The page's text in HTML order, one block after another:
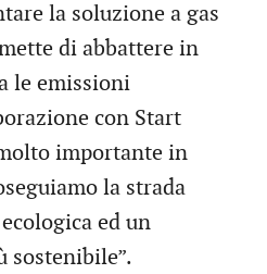
la soluzione a gas
di abbattere in
le emissioni
con Start
importante in
la strada
ed un
sostenibile”.